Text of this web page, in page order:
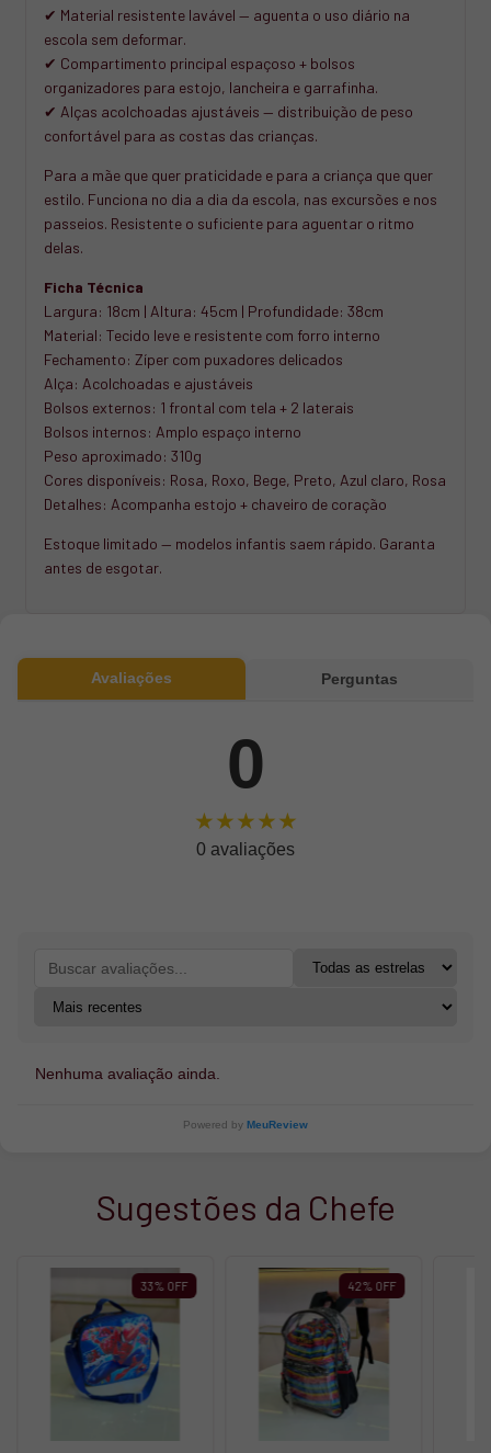
✔ Material resistente lavável — aguenta o uso diário na
escola sem deformar.
✔ Compartimento principal espaçoso + bolsos
organizadores para estojo, lancheira e garrafinha.
✔ Alças acolchoadas ajustáveis — distribuição de peso
confortável para as costas das crianças.
Para a mãe que quer praticidade e para a criança que quer
estilo. Funciona no dia a dia da escola, nas excursões e nos
passeios. Resistente o suficiente para aguentar o ritmo
delas.
Ficha Técnica
Largura: 18cm | Altura: 45cm | Profundidade: 38cm
Material: Tecido leve e resistente com forro interno
Fechamento: Zíper com puxadores delicados
Alça: Acolchoadas e ajustáveis
Bolsos externos: 1 frontal com tela + 2 laterais
Bolsos internos: Amplo espaço interno
Peso aproximado: 310g
Cores disponíveis: Rosa, Roxo, Bege, Preto, Azul claro, Rosa
Detalhes: Acompanha estojo + chaveiro de coração
Estoque limitado — modelos infantis saem rápido. Garanta
antes de esgotar.
Avaliações Perguntas
0
★★★★★
0 avaliações
Nenhuma avaliação ainda.
Powered by MeuReview
Sugestões da Chefe
33% OFF 42% OFF